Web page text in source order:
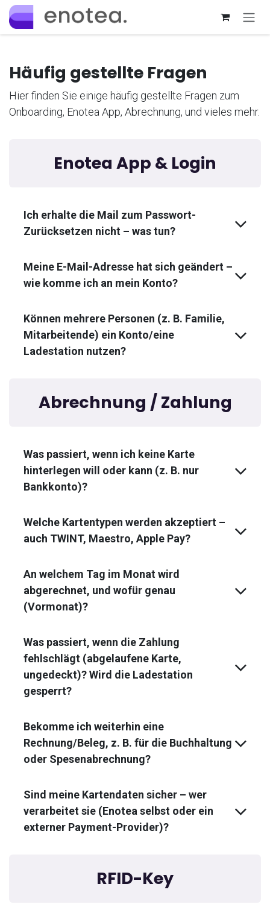
Zum Inhalt springen
Häufig gestellte Fragen
Hier finden Sie einige häufig gestellte Fragen zum
Onboarding, Enotea App, Abrechnung, und vieles mehr.
Enotea App & Login
Ich erhalte die Mail zum Passwort-
Zurücksetzen nicht – was tun?
Meine E-Mail-Adresse hat sich geändert –
wie komme ich an mein Konto?
Können mehrere Personen (z. B. Familie,
Mitarbeitende) ein Konto/eine
Ladestation nutzen?
Abrechnung / Zahlung
Was passiert, wenn ich keine Karte
hinterlegen will oder kann (z. B. nur
Bankkonto)?
Welche Kartentypen werden akzeptiert –
auch TWINT, Maestro, Apple Pay?
An welchem Tag im Monat wird
abgerechnet, und wofür genau
(Vormonat)?
Was passiert, wenn die Zahlung
fehlschlägt (abgelaufene Karte,
ungedeckt)? Wird die Ladestation
gesperrt?
Bekomme ich weiterhin eine
Rechnung/Beleg, z. B. für die Buchhaltung
oder Spesenabrechnung?
Sind meine Kartendaten sicher – wer
verarbeitet sie (Enotea selbst oder ein
externer Payment-Provider)?
RFID-Key